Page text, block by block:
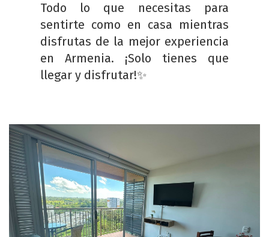
Todo lo que necesitas para
sentirte como en casa mientras
disfrutas de la mejor experiencia
en Armenia. ¡Solo tienes que
llegar y disfrutar!✨